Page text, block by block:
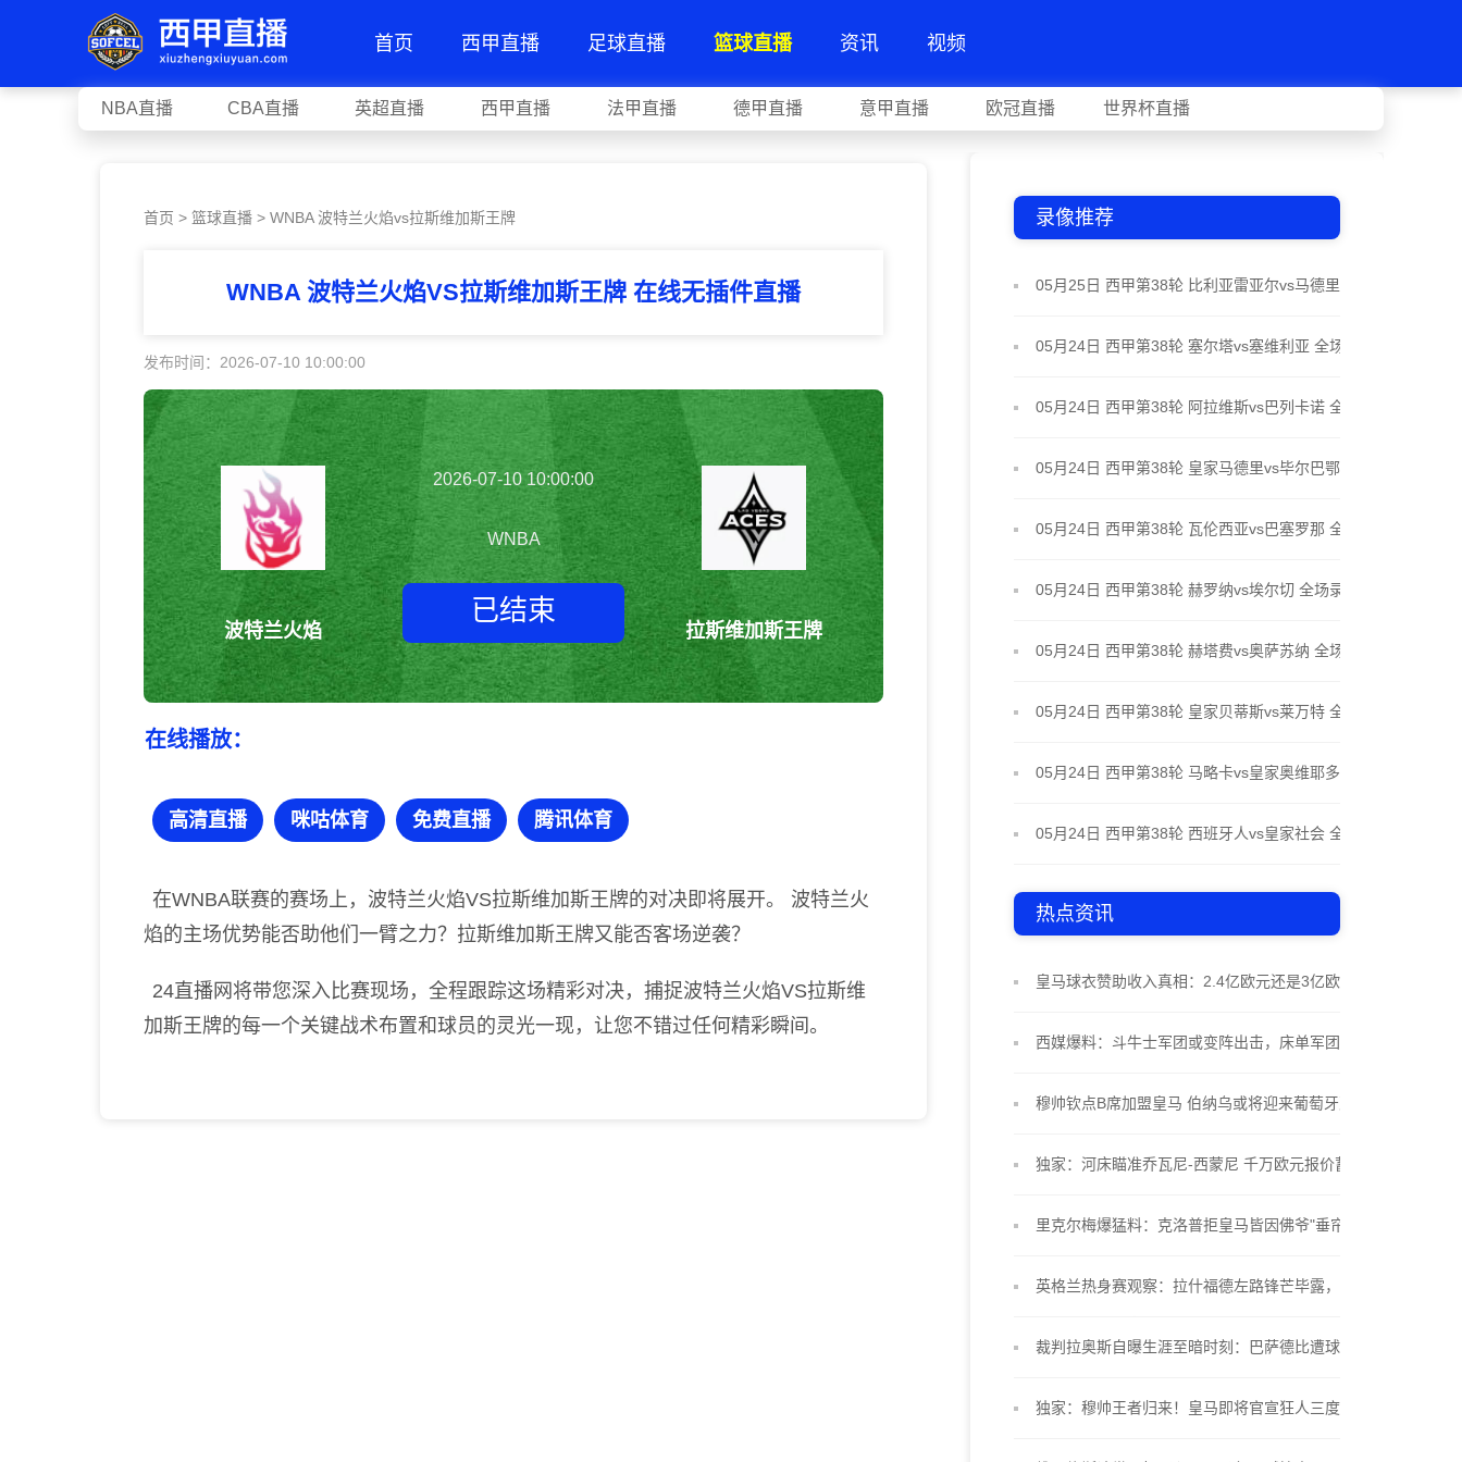
首页 西甲直播 足球直播 篮球直播 资讯 视频
NBA直播 CBA直播 英超直播 西甲直播 法甲直播 德甲直播 意甲直播 欧冠直播 世界杯直播
首页 > 篮球直播 > WNBA 波特兰火焰vs拉斯维加斯王牌
WNBA 波特兰火焰VS拉斯维加斯王牌 在线无插件直播
发布时间：2026-07-10 10:00:00
波特兰火焰
2026-07-10 10:00:00
WNBA
已结束
拉斯维加斯王牌
在线播放：
高清直播 咪咕体育 免费直播 腾讯体育
在WNBA联赛的赛场上，波特兰火焰VS拉斯维加斯王牌的对决即将展开。 波特兰火
焰的主场优势能否助他们一臂之力？拉斯维加斯王牌又能否客场逆袭？
24直播网将带您深入比赛现场，全程跟踪这场精彩对决，捕捉波特兰火焰VS拉斯维
加斯王牌的每一个关键战术布置和球员的灵光一现，让您不错过任何精彩瞬间。
录像推荐
05月25日 西甲第38轮 比利亚雷亚尔vs马德里竞技 全
05月24日 西甲第38轮 塞尔塔vs塞维利亚 全场录像
05月24日 西甲第38轮 阿拉维斯vs巴列卡诺 全场录像
05月24日 西甲第38轮 皇家马德里vs毕尔巴鄂竞技 全
05月24日 西甲第38轮 瓦伦西亚vs巴塞罗那 全场录像
05月24日 西甲第38轮 赫罗纳vs埃尔切 全场录像
05月24日 西甲第38轮 赫塔费vs奥萨苏纳 全场录像
05月24日 西甲第38轮 皇家贝蒂斯vs莱万特 全场录像
05月24日 西甲第38轮 马略卡vs皇家奥维耶多 全场录
05月24日 西甲第38轮 西班牙人vs皇家社会 全场录像
热点资讯
皇马球衣赞助收入真相：2.4亿欧元还是3亿欧元？
西媒爆料：斗牛士军团或变阵出击，床单军团锁定"小
穆帅钦点B席加盟皇马 伯纳乌或将迎来葡萄牙双星联
独家：河床瞄准乔瓦尼-西蒙尼 千万欧元报价蓄势待
里克尔梅爆猛料：克洛普拒皇马皆因佛爷"垂帘听政"
英格兰热身赛观察：拉什福德左路锋芒毕露，贝林厄
裁判拉奥斯自曝生涯至暗时刻：巴萨德比遭球员言语
独家：穆帅王者归来！皇马即将官宣狂人三度执掌银